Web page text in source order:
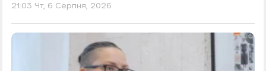
21:03 Чт, 6 Серпня, 2026